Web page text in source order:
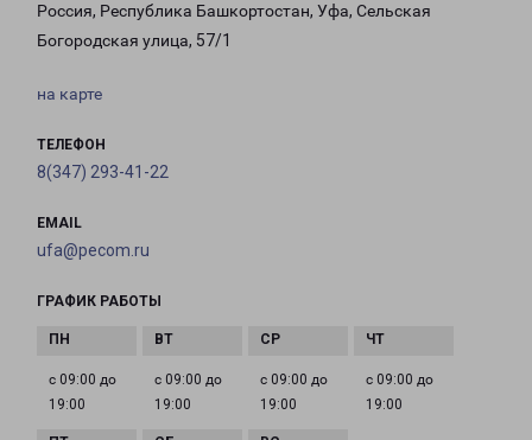
Россия, Республика Башкортостан, Уфа, Сельская
Богородская улица, 57/1
на карте
ТЕЛЕФОН
8(347) 293-41-22
EMAIL
ufa@pecom.ru
ГРАФИК РАБОТЫ
с 09:00 до
19:00
с 09:00 до
19:00
с 09:00 до
19:00
с 09:00 до
19:00